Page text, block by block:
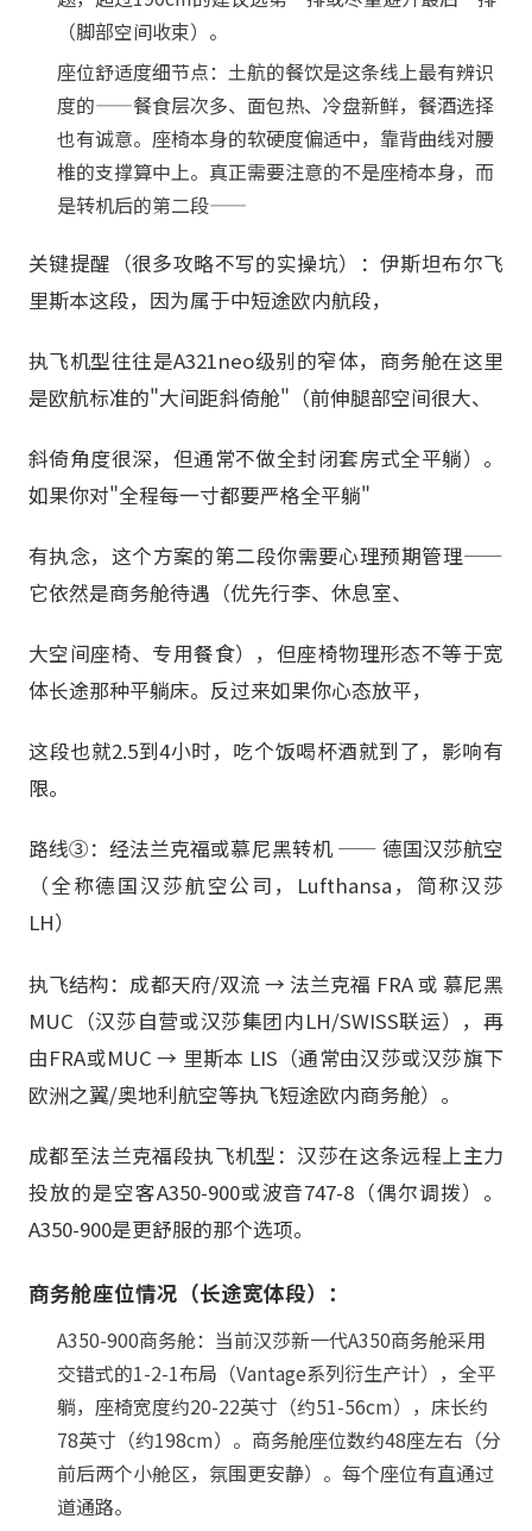
（脚部空间收束）。
座位舒适度细节点：土航的餐饮是这条线上最有辨识
度的——餐食层次多、面包热、冷盘新鲜，餐酒选择
也有诚意。座椅本身的软硬度偏适中，靠背曲线对腰
椎的支撑算中上。真正需要注意的不是座椅本身，而
是转机后的第二段——
关键提醒（很多攻略不写的实操坑）：伊斯坦布尔飞
里斯本这段，因为属于中短途欧内航段，
执飞机型往往是A321neo级别的窄体，商务舱在这里
是欧航标准的"大间距斜倚舱"（前伸腿部空间很大、
斜倚角度很深，但通常不做全封闭套房式全平躺）。
如果你对"全程每一寸都要严格全平躺"
有执念，这个方案的第二段你需要心理预期管理——
它依然是商务舱待遇（优先行李、休息室、
大空间座椅、专用餐食），但座椅物理形态不等于宽
体长途那种平躺床。反过来如果你心态放平，
这段也就2.5到4小时，吃个饭喝杯酒就到了，影响有
限。
路线③：经法兰克福或慕尼黑转机 —— 德国汉莎航空
（全称德国汉莎航空公司，Lufthansa，简称汉莎
LH）
执飞结构：成都天府/双流 → 法兰克福 FRA 或 慕尼黑
MUC（汉莎自营或汉莎集团内LH/SWISS联运），再
由FRA或MUC → 里斯本 LIS（通常由汉莎或汉莎旗下
欧洲之翼/奥地利航空等执飞短途欧内商务舱）。
成都至法兰克福段执飞机型：汉莎在这条远程上主力
投放的是空客A350-900或波音747-8（偶尔调拨）。
A350-900是更舒服的那个选项。
商务舱座位情况（长途宽体段）：
A350-900商务舱：当前汉莎新一代A350商务舱采用
交错式的1-2-1布局（Vantage系列衍生产计），全平
躺，座椅宽度约20-22英寸（约51-56cm），床长约
78英寸（约198cm）。商务舱座位数约48座左右（分
前后两个小舱区，氛围更安静）。每个座位有直通过
道通路。